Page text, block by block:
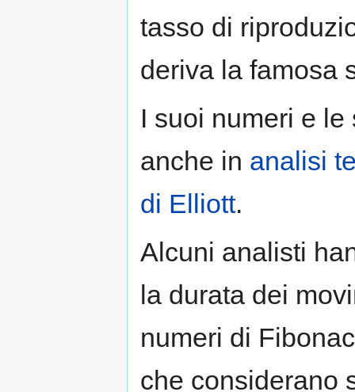
tasso di
deriva la famosa
I suoi numeri e
anche in analisi
di Elliott.
Alcuni analisti
la durata dei
numeri di
che considerano